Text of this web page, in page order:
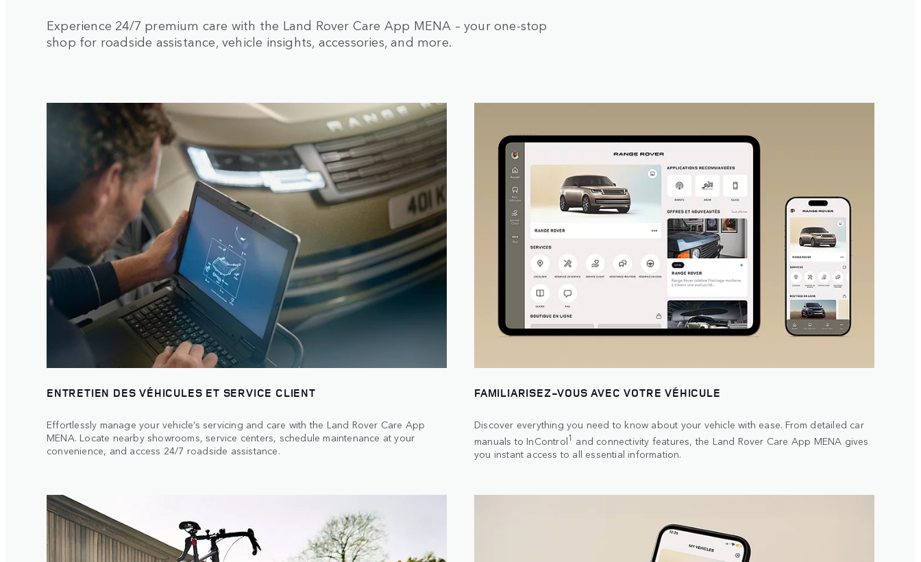
Experience 24/7 premium care with the Land Rover Care App MENA – your one-stop
shop for roadside assistance, vehicle insights, accessories, and more.
ENTRETIEN DES VÉHICULES ET SERVICE CLIENT
Effortlessly manage your vehicle’s servicing and care with the Land Rover Care App
MENA. Locate nearby showrooms, service centers, schedule maintenance at your
convenience, and access 24/7 roadside assistance.
FAMILIARISEZ-VOUS AVEC VOTRE VÉHICULE
Discover everything you need to know about your vehicle with ease. From detailed car
manuals to InControl1 and connectivity features, the Land Rover Care App MENA gives
you instant access to all essential information.